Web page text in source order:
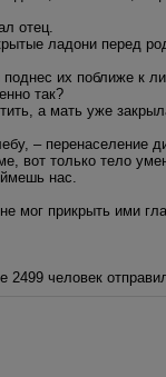
отец.
ладони перед
их поближе к
так?
а мать уже
– перенаселение
вот только тело
нас.
мог прикрыть ими
человек